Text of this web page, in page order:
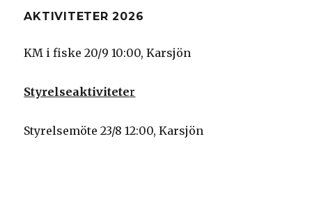
AKTIVITETER 2026
KM i fiske 20/9 10:00, Karsjön
Styrelseaktiviteter
Styrelsemöte 23/8 12:00, Karsjön